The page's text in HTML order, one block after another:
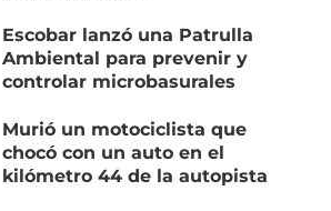
Escobar lanzó una Patrulla
Ambiental para prevenir y
controlar microbasurales
Murió un motociclista que
chocó con un auto en el
kilómetro 44 de la autopista